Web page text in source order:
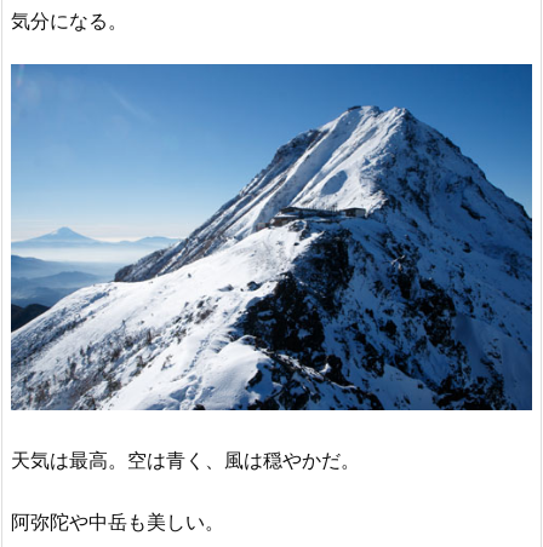
気分になる。
天気は最高。空は青く、風は穏やかだ。
阿弥陀や中岳も美しい。